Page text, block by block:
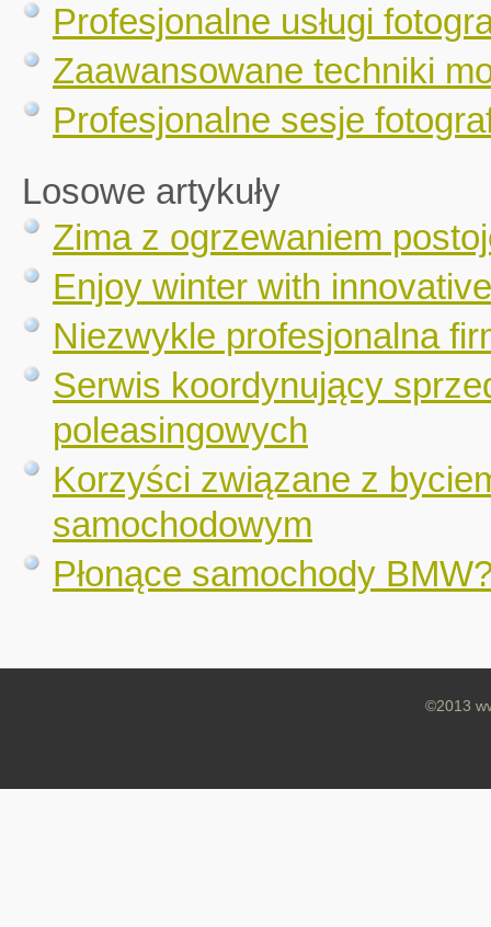
Profesjonalne usługi
Zaawansowane techniki
Profesjonalne sesje
Losowe artykuły
Zima z ogrzewaniem
Enjoy winter with
Niezwykle profesjonalna
Serwis koordynujący
poleasingowych
Korzyści związane z
samochodowym
Płonące samochody
©2013